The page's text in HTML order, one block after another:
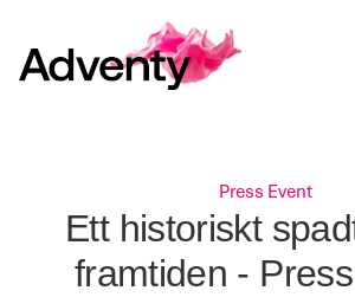
Press Event
Ett historiskt
framtiden -